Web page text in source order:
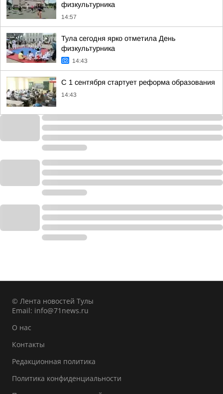
физкультурника
14:57
Тула сегодня ярко отметила День
физкультурника
14:43
С 1 сентября стартует реформа образования
14:43
© Лента новостей Тулы
Email: info@71news.ru
О нас
Контакты
Редакционная политика
Политика конфиденциальности